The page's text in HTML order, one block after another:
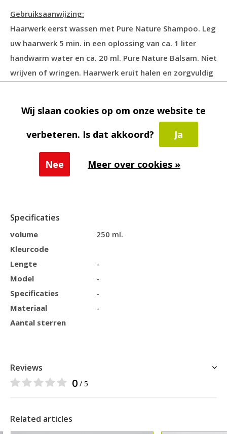
Gebruiksaanwijzing:
Haarwerk eerst wassen met Pure Nature Shampoo. Leg
uw haarwerk 5 min. in een oplossing van ca. 1 liter
handwarm water en ca. 20 ml. Pure Nature Balsam. Niet
wrijven of wringen. Haarwerk eruit halen en zorgvuldig
drukken met een handdoek en naar wens drogen en in
model brengen.
Voor een optimaal resultaat raden wij ook het gebruik
van Pure Nature Conditioner Spray en Pure Nature
Specificaties
volume
250 ml.
Kleurcode
Lengte
-
Model
-
Specificaties
-
Materiaal
-
Aantal sterren
Reviews
0 / 5
Related articles
Wij slaan cookies op om onze website te
verbeteren. Is dat akkoord?
Ja
Nee Meer over cookies »